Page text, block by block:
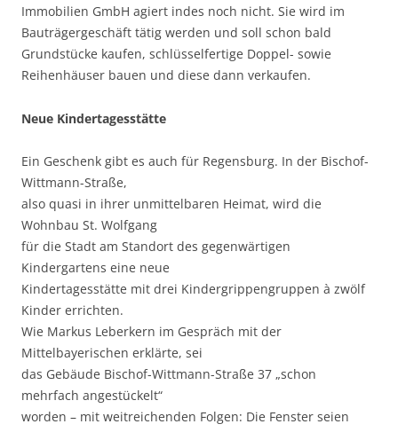
Immobilien GmbH agiert indes noch nicht. Sie wird im
Bauträgergeschäft tätig werden und soll schon bald
Grundstücke kaufen, schlüsselfertige Doppel- sowie
Reihenhäuser bauen und diese dann verkaufen.
Neue Kindertagesstätte
Ein Geschenk gibt es auch für Regensburg. In der Bischof-
Wittmann-Straße,
also quasi in ihrer unmittelbaren Heimat, wird die
Wohnbau St. Wolfgang
für die Stadt am Standort des gegenwärtigen
Kindergartens eine neue
Kindertagesstätte mit drei Kindergrippengruppen à zwölf
Kinder errichten.
Wie Markus Leberkern im Gespräch mit der
Mittelbayerischen erklärte, sei
das Gebäude Bischof-Wittmann-Straße 37 „schon
mehrfach angestückelt“
worden – mit weitreichenden Folgen: Die Fenster seien